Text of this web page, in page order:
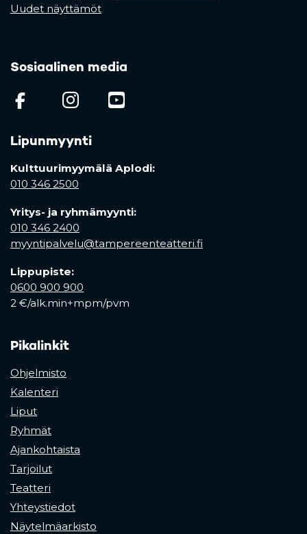
Uudet näyttämöt
Sosiaalinen media
(opens in a new tab)
(opens in a new tab)
Lipunmyynti
Kulttuurimyymälä Aplodi:
010 346 2500
Yritys- ja ryhmämyynti:
010 346 2400
myyntipalvelu@tampereenteatteri.fi
Lippupiste:
0600 900 900
2 €/alk.min+mpm/pvm
Pikalinkit
Ohjelmisto
Kalenteri
Liput
Ryhmät
Ajankohtaista
Tarjoilut
Teatteri
Yhteystiedot
Näytelmäarkisto